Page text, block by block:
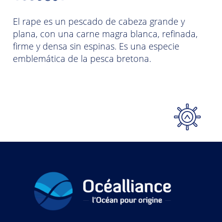
El rape es un pescado de cabeza grande y
plana, con una carne magra blanca, refinada,
firme y densa sin espinas. Es una especie
emblemática de la pesca bretona.